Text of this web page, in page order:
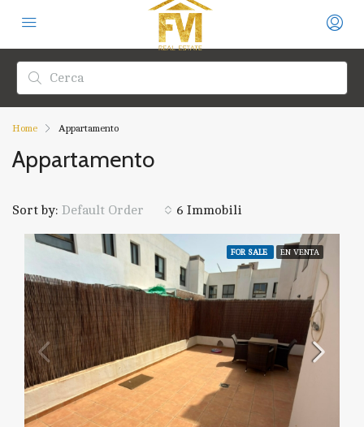
Home Appartamento
Appartamento
6 Immobili
Sort by: Default Order
FOR SALE EN VENTA